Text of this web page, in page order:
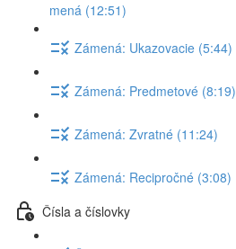
mená (12:51)
Zámená: Ukazovacie (5:44)
Zámená: Predmetové (8:19)
Zámená: Zvratné (11:24)
Zámená: Recipročné (3:08)
Čísla a číslovky